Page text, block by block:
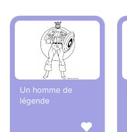
Un homme de
légende